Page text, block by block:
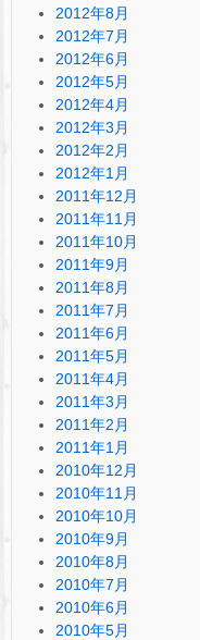
2012年8月
2012年7月
2012年6月
2012年5月
2012年4月
2012年3月
2012年2月
2012年1月
2011年12月
2011年11月
2011年10月
2011年9月
2011年8月
2011年7月
2011年6月
2011年5月
2011年4月
2011年3月
2011年2月
2011年1月
2010年12月
2010年11月
2010年10月
2010年9月
2010年8月
2010年7月
2010年6月
2010年5月